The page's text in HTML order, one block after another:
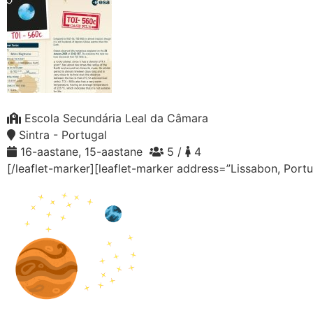
Escola Secundária Leal da Câmara
Sintra - Portugal
16-aastane, 15-aastane
5 /
4
[/leaflet-marker][leaflet-marker address=”Lissabon,